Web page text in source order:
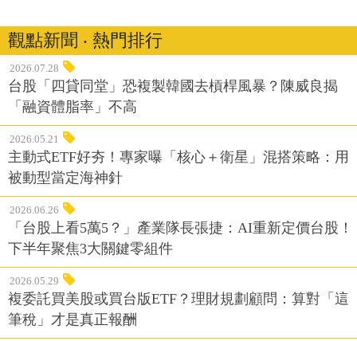
觀點新聞 ‧ 熱門排行
2026.07.28
台股「四貸同堂」恐複製韓國去槓桿風暴？陳威良揭
「融資體脂率」不高
2026.05.21
主動式ETF好夯！專家曝「核心＋衛星」混搭策略：用
被動型當定海神針
2026.06.26
「台股上看5萬5？」產業隊長張捷：AI重新定價台股！
下半年聚焦3大關鍵零組件
2026.05.29
複委託買美股或買台版ETF？理財規劃顧問：算對「這
筆稅」才是真正報酬